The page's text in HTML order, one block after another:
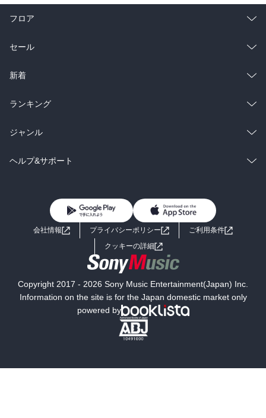
フロア
総合
ラノベ
雑誌・グラビア
BL・TL
セール
総合
ラノベ
雑誌・グラビア
BL・TL
新着
総合
ラノベ
雑誌・グラビア
ランキング
総合
ラノベ
ジャンル
コミック
ライトノベル 男子向けラノベ
小説
海外小説
ミステリー SF
文学
ヘルプ&サポート
よくあるご質問 お問い合わせ
会社情報 プライバシーポリシー
ご利用条件
クッキーの詳細
Copyright 2017 - 2026 Sony Music Entertainment(Japan) Inc.
Information on the site is for the Japan domestic market only
powered by